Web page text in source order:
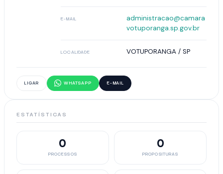
E-MAIL
administracao@camara
votuporanga.sp.gov.br
LOCALIDADE VOTUPORANGA / SP
LIGAR WHATSAPP E-MAIL
ESTATÍSTICAS
0
PROCESSOS
0
PROPOSITURAS